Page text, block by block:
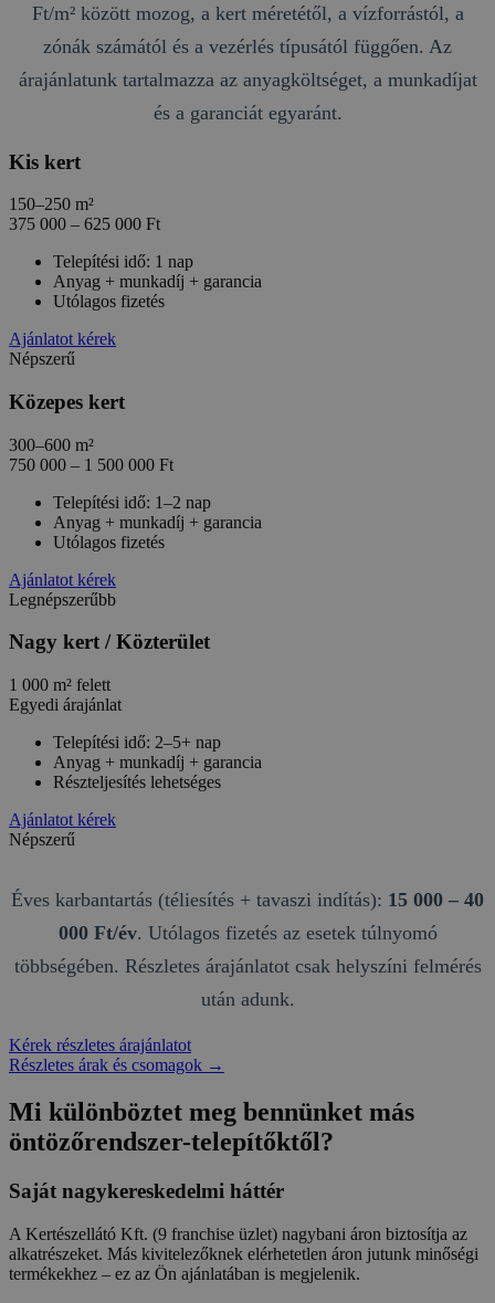
Ft/m² között mozog, a kert méretétől, a vízforrástól, a
zónák számától és a vezérlés típusától függően. Az
árajánlatunk tartalmazza az anyagköltséget, a munkadíjat
és a garanciát egyaránt.
Kis kert
150–250 m²
375 000 – 625 000 Ft
Telepítési idő: 1 nap
Anyag + munkadíj + garancia
Utólagos fizetés
Ajánlatot kérek
Népszerű
Közepes kert
300–600 m²
750 000 – 1 500 000 Ft
Telepítési idő: 1–2 nap
Anyag + munkadíj + garancia
Utólagos fizetés
Ajánlatot kérek
Legnépszerűbb
Nagy kert / Közterület
1 000 m² felett
Egyedi árajánlat
Telepítési idő: 2–5+ nap
Anyag + munkadíj + garancia
Részteljesítés lehetséges
Ajánlatot kérek
Népszerű
Éves karbantartás (téliesítés + tavaszi indítás): 15 000 – 40
000 Ft/év. Utólagos fizetés az esetek túlnyomó
többségében. Részletes árajánlatot csak helyszíni felmérés
után adunk.
Kérek részletes árajánlatot
Részletes árak és csomagok →
Mi különböztet meg bennünket más
öntözőrendszer-telepítőktől?
Saját nagykereskedelmi háttér
A Kertészellátó Kft. (9 franchise üzlet) nagybani áron biztosítja az
alkatrészeket. Más kivitelezőknek elérhetetlen áron jutunk minőségi
termékekhez – ez az Ön ajánlatában is megjelenik.